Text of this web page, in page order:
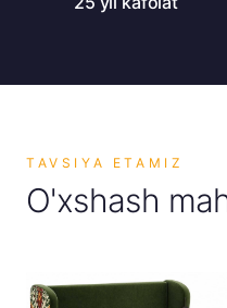
TAVSIYA ETAMIZ
O'xshash